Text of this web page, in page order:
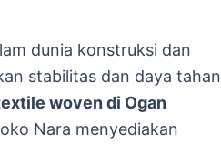
dunia konstruksi dan
stabilitas dan daya tahan
woven di Ogan
Nara menyediakan